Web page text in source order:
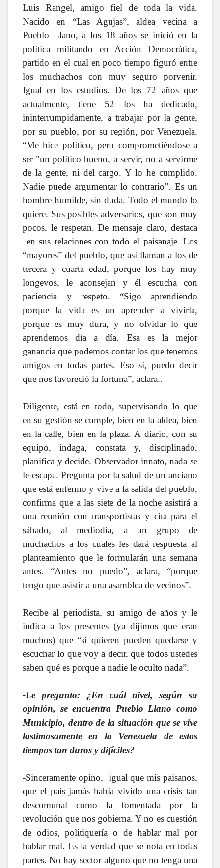
Luis Rangel, amigo fiel de toda la vida.
Nacido en “Las Agujas”, aldea vecina a
Pueblo Llano, a los 18 años se inició en la
política militando en Acción Democrática,
partido en el cual en poco tiempo figuró entre
los muchachos con muy seguro porvenir.
Igual en los estudios. De los 72 años que
actualmente, tiene 52 los ha dedicado,
ininterrumpidamente, a trabajar por la gente,
por su pueblo, por su región, por Venezuela.
“Me hice político, pero comprometiéndose a
ser "un político bueno, a servir, no a servirme
de la gente, ni del cargo. Y lo he cumplido.
Nadie puede argumentar lo contrario”. Es un
hombre humilde, sin duda. Todo el mundo lo
quiere. Sus posibles adversarios, que son muy
pocos, le respetan. De mensaje claro, destaca
en sus relaciones con todo el paisanaje. Los
“mayores” del pueblo, que así llaman a los de
tercera y cuarta edad, porque los hay muy
longevos, le aconsejan y él escucha con
paciencia y respeto. “Sigo aprendiendo
porque la vida es un aprender a vivirla,
porque es muy dura, y no olvidar lo que
aprendemos día a día. Esa es la mejor
ganancia que podemos contar los que tenemos
amigos en todas partes. Eso sí, puedo decir
que nos favoreció la fortuna”, aclara..
Diligente, está en todo, supervisando lo que
en su gestión se cumple, bien en la aldea, bien
en la calle, bien en la plaza. A diario, con su
equipo, indaga, constata y, disciplinado,
planifica y decide. Observador innato, nada se
le escapa. Pregunta por la salud de un anciano
que está enfermo y vive a la salida del pueblo,
confirma que a las siete de la noche asistirá a
una reunión con transportistas y cita para el
sábado, al mediodía, a un grupo de
muchachos a los cuales les dará respuesta al
planteamiento que le formularán una semana
antes. “Antes no puedo”, aclara, “porque
tengo que asistir a una asamblea de vecinos”.
Recibe al periodista, su amigo de años y le
indica a los presentes (ya dijimos que eran
muchos) que “si quieren pueden quedarse y
escuchar lo que voy a decir, que todos ustedes
saben qué es porque a nadie le oculto nada”.
-Le pregunto: ¿En cuál nivel, según su
opinión, se encuentra Pueblo Llano como
Municipio, dentro de la situación que se vive
lastimosamente en la Venezuela de estos
tiempos tan duros y difíciles?
-Sinceramente opino, igual que mis paisanos,
que el país jamás había vivido una crisis tan
descomunal como la fomentada por la
revolución que nos gobierna. Y no es cuestión
de odios, politiquería o de hablar mal por
hablar mal. Es la verdad que se nota en todas
partes. No hay sector alguno que no tenga una